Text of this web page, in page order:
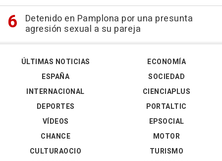
Detenido en Pamplona por una presunta
agresión sexual a su pareja
ÚLTIMAS NOTICIAS
ESPAÑA
INTERNACIONAL
DEPORTES
VÍDEOS
ECONOMÍA
SOCIEDAD
CIENCIAPLUS
PORTALTIC
EPSOCIAL
CHANCE
CULTURAOCIO
MOTOR
TURISMO